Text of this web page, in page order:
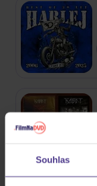
Souhlas